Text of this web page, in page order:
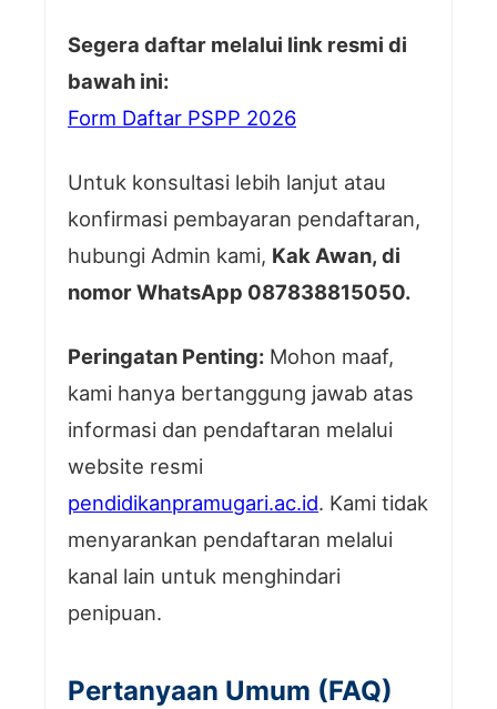
Segera daftar melalui link resmi di
bawah ini:
Form Daftar PSPP 2026
Untuk konsultasi lebih lanjut atau
konfirmasi pembayaran pendaftaran,
hubungi Admin kami, Kak Awan, di
nomor WhatsApp 087838815050.
Peringatan Penting: Mohon maaf,
kami hanya bertanggung jawab atas
informasi dan pendaftaran melalui
website resmi
pendidikanpramugari.ac.id. Kami tidak
menyarankan pendaftaran melalui
kanal lain untuk menghindari
penipuan.
Pertanyaan Umum (FAQ)